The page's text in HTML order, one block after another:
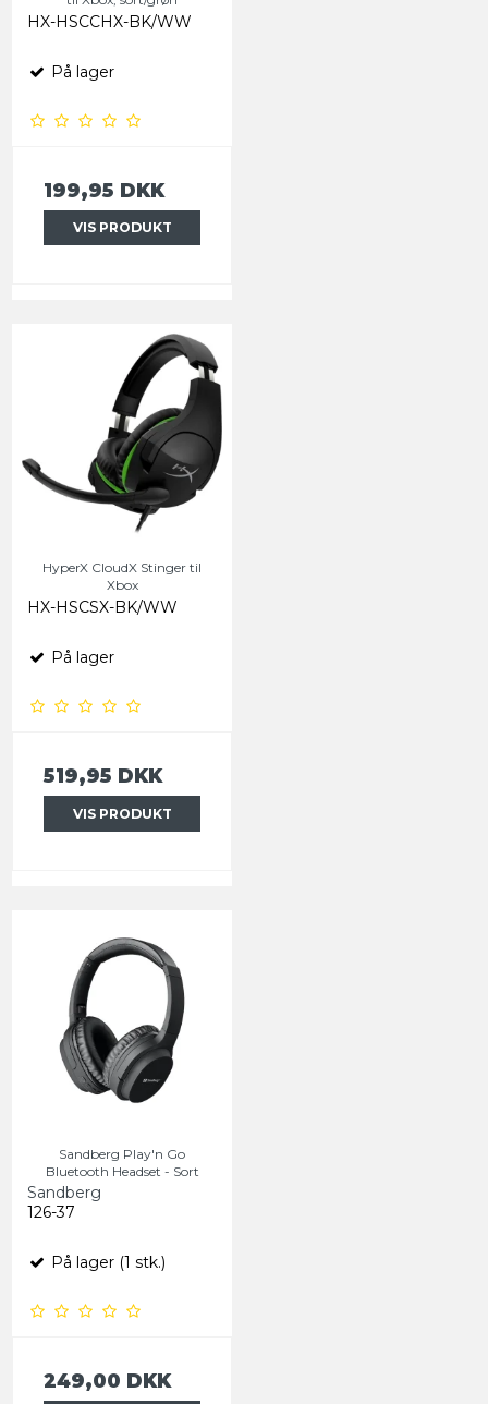
HX-HSCCHX-BK/WW
På lager
199,95 DKK
VIS PRODUKT
HyperX CloudX Stinger til
Xbox
HX-HSCSX-BK/WW
På lager
519,95 DKK
VIS PRODUKT
Sandberg Play'n Go
Bluetooth Headset - Sort
Sandberg
126-37
På lager (1 stk.)
249,00 DKK